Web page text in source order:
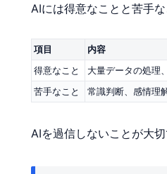
AIには得意なことと苦手な
項目
内容
得意なこと
大量データの処理
苦手なこと
常識判断、感情理
AIを過信しないことが大切